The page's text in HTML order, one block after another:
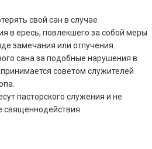
свой сан в случае
в ересь, повлекшего за собой меры
замечания или отлучения.
сана за подобные нарушения в
советом служителей
пасторского служения и не
священнодействия.